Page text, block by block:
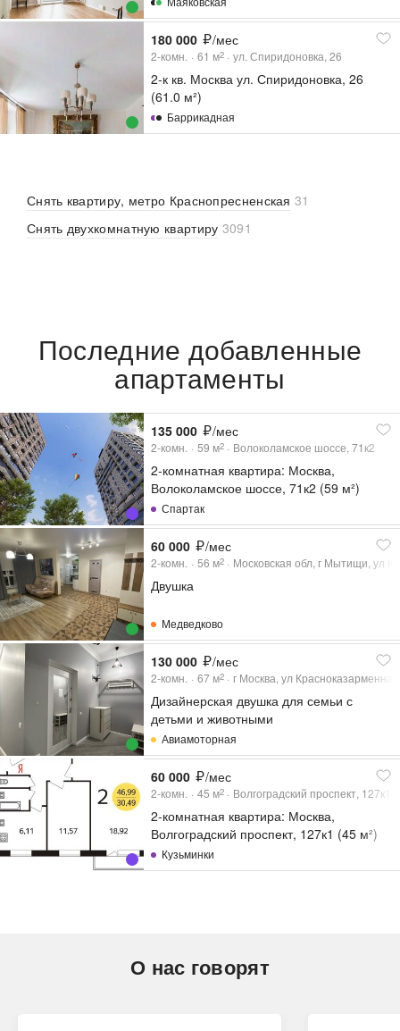
180 000 /мес
2-комн. 61 м2 ул. Спиридоновка, 26
2-к кв. Москва ул. Спиридоновка, 26
(61.0 м²)
Баррикадная
Снять квартиру, метро Краснопресненская 31
Снять двухкомнатную квартиру 3091
Последние добавленные
апартаменты
135 000 /мес
2-комн. 59 м2 Волоколамское шоссе, 71к2
2-комнатная квартира: Москва,
Волоколамское шоссе, 71к2 (59 м²)
Спартак
60 000 /мес
2-комн. 56 м2 Московская обл, г Мытищи, ул
Двушка
Медведково
130 000 /мес
2-комн. 67 м2 г Москва, ул
Дизайнерская двушка для семьи с
детьми и животными
Авиамоторная
60 000 /мес
2-комн. 45 м2 Волгоградский проспект, 127к1
2-комнатная квартира: Москва,
Волгоградский проспект, 127к1 (45 м²)
Кузьминки
О нас говорят